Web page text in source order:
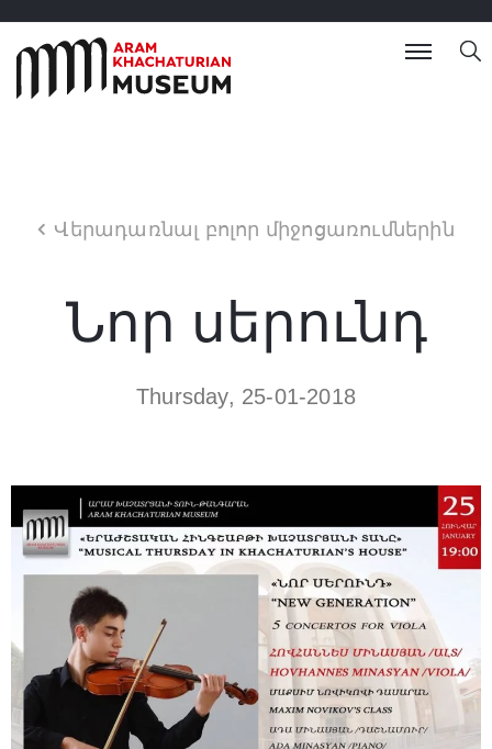
Վերադառնալ բոլոր միջոցառումներին
Նոր սերունդ
Thursday, 25-01-2018